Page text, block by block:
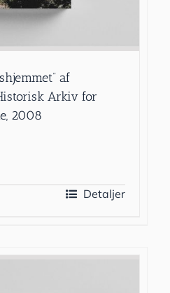
af
Arkiv for
2008
Detaljer